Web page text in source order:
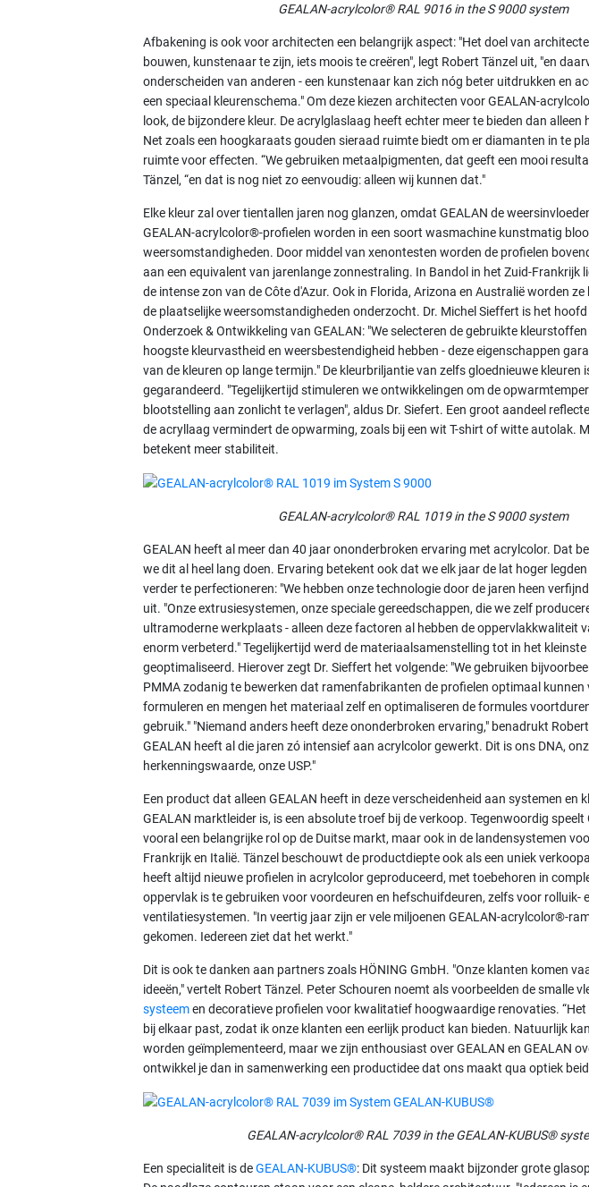
GEALAN-acrylcolor® RAL 9016 in the S 9000 system
Afbakening is ook voor architecten een belangrijk aspect: "Het doel van
bouwen, kunstenaar te zijn, iets moois te creëren", legt Robert Tänzel uit, "en
onderscheiden van anderen - een kunstenaar kan zich nóg beter uitdrukken en
een speciaal kleurenschema." Om deze kiezen architecten voor GEALAN-
look, de bijzondere kleur. De acrylglaslaag heeft echter meer te bieden dan alleen
Net zoals een hoogkaraats gouden sieraad ruimte biedt om er diamanten in te
ruimte voor effecten. “We gebruiken metaalpigmenten, dat geeft een mooi
Tänzel, “en dat is nog niet zo eenvoudig: alleen wij kunnen dat."
Elke kleur zal over tientallen jaren nog glanzen, omdat GEALAN de
GEALAN-acrylcolor®-profielen worden in een soort wasmachine kunstmatig
weersomstandigheden. Door middel van xenontesten worden de profielen
aan een equivalent van jarenlange zonnestraling. In Bandol in het Zuid-Frankrijk
de intense zon van de Côte d'Azur. Ook in Florida, Arizona en Australië worden
de plaatselijke weersomstandigheden onderzocht. Dr. Michel Sieffert is het
Onderzoek & Ontwikkeling van GEALAN: "We selecteren de gebruikte
hoogste kleurvastheid en weersbestendigheid hebben - deze eigenschappen
van de kleuren op lange termijn." De kleurbriljantie van zelfs gloednieuwe kleuren
gegarandeerd. "Tegelijkertijd stimuleren we ontwikkelingen om de
blootstelling aan zonlicht te verlagen", aldus Dr. Siefert. Een groot aandeel
de acryllaag vermindert de opwarming, zoals bij een wit T-shirt of witte autolak.
betekent meer stabiliteit.
GEALAN-acrylcolor® RAL 1019 in the S 9000 system
GEALAN heeft al meer dan 40 jaar ononderbroken ervaring met acrylcolor. Dat
we dit al heel lang doen. Ervaring betekent ook dat we elk jaar de lat hoger
verder te perfectioneren: "We hebben onze technologie door de jaren heen
uit. "Onze extrusiesystemen, onze speciale gereedschappen, die we zelf
ultramoderne werkplaats - alleen deze factoren al hebben de oppervlakkwaliteit
enorm verbeterd." Tegelijkertijd werd de materiaalsamenstelling tot in het kleinste
geoptimaliseerd. Hierover zegt Dr. Sieffert het volgende: "We gebruiken
PMMA zodanig te bewerken dat ramenfabrikanten de profielen optimaal kunnen
formuleren en mengen het materiaal zelf en optimaliseren de formules
gebruik." "Niemand anders heeft deze ononderbroken ervaring," benadrukt Robert
GEALAN heeft al die jaren zó intensief aan acrylcolor gewerkt. Dit is ons DNA,
herkenningswaarde, onze USP."
Een product dat alleen GEALAN heeft in deze verscheidenheid aan systemen en
GEALAN marktleider is, is een absolute troef bij de verkoop. Tegenwoordig
vooral een belangrijke rol op de Duitse markt, maar ook in de landensystemen
Frankrijk en Italië. Tänzel beschouwt de productdiepte ook als een uniek
heeft altijd nieuwe profielen in acrylcolor geproduceerd, met toebehoren in
oppervlak is te gebruiken voor voordeuren en hefschuifdeuren, zelfs voor rolluik-
ventilatiesystemen. "In veertig jaar zijn er vele miljoenen GEALAN-acrylcolor®-
gekomen. Iedereen ziet dat het werkt."
Dit is ook te danken aan partners zoals HÖNING GmbH. "Onze klanten komen
ideeën," vertelt Robert Tänzel. Peter Schouren noemt als voorbeelden de smalle
systeemen decoratieve profielen voor kwalitatief hoogwaardige renovaties.
bij elkaar past, zodat ik onze klanten een eerlijk product kan bieden. Natuurlijk
worden geïmplementeerd, maar we zijn enthousiast over GEALAN en GEALAN
ontwikkel je dan in samenwerking een productidee dat ons maakt qua optiek
GEALAN-acrylcolor® RAL 7039 in the GEALAN-KUBUS®
Een specialiteit is deGEALAN-KUBUS®: Dit systeem maakt bijzonder grote